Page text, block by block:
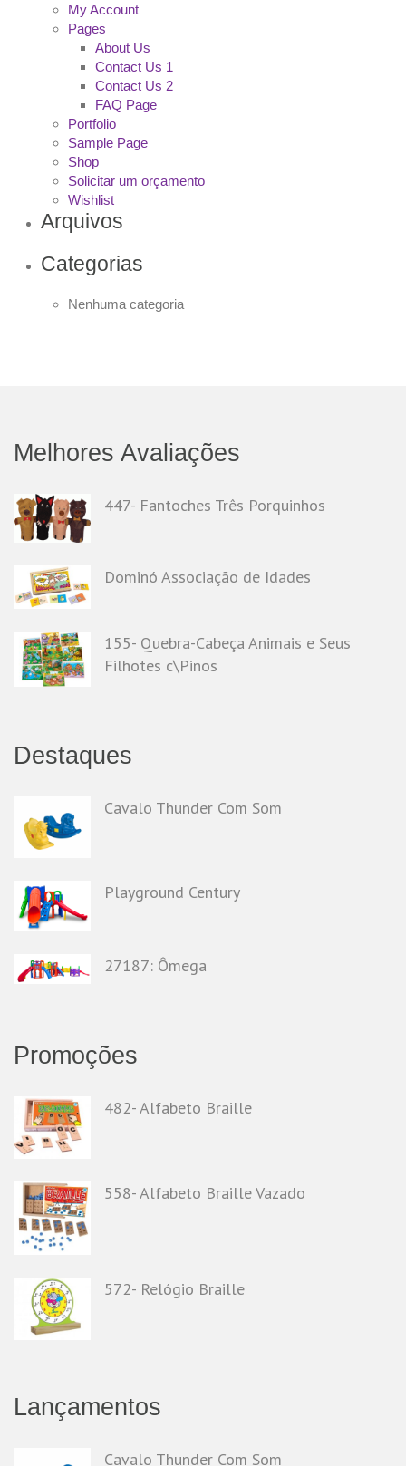
My Account
Pages
About Us
Contact Us 1
Contact Us 2
FAQ Page
Portfolio
Sample Page
Shop
Solicitar um orçamento
Wishlist
Arquivos
Categorias
Nenhuma categoria
Melhores Avaliações
447- Fantoches Três Porquinhos
Dominó Associação de Idades
155- Quebra-Cabeça Animais e Seus
Filhotes c\Pinos
Destaques
Cavalo Thunder Com Som
Playground Century
27187: Ômega
Promoções
482- Alfabeto Braille
558- Alfabeto Braille Vazado
572- Relógio Braille
Lançamentos
Cavalo Thunder Com Som